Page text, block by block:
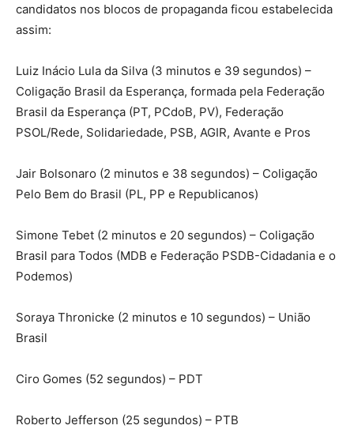
candidatos nos blocos de propaganda ficou estabelecida
assim:
Luiz Inácio Lula da Silva (3 minutos e 39 segundos) –
Coligação Brasil da Esperança, formada pela Federação
Brasil da Esperança (PT, PCdoB, PV), Federação
PSOL/Rede, Solidariedade, PSB, AGIR, Avante e Pros
Jair Bolsonaro (2 minutos e 38 segundos) – Coligação
Pelo Bem do Brasil (PL, PP e Republicanos)
Simone Tebet (2 minutos e 20 segundos) – Coligação
Brasil para Todos (MDB e Federação PSDB-Cidadania e o
Podemos)
Soraya Thronicke (2 minutos e 10 segundos) – União
Brasil
Ciro Gomes (52 segundos) – PDT
Roberto Jefferson (25 segundos) – PTB